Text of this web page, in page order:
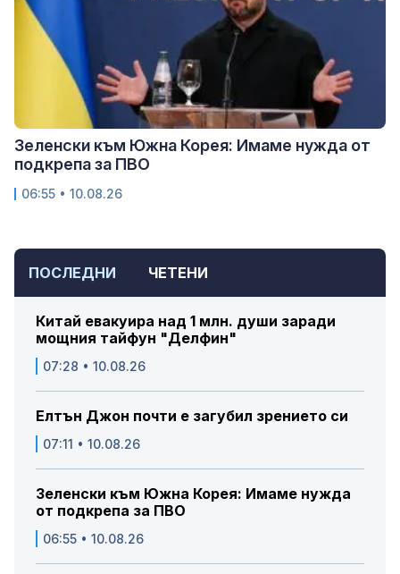
ПОСЛЕДНИ ЧЕТЕНИ
Китай евакуира над 1 млн. души заради
мощния тайфун "Делфин"
07:28 • 10.08.26
Елтън Джон почти е загубил зрението си
07:11 • 10.08.26
Зеленски към Южна Корея: Имаме нужда
от подкрепа за ПВО
06:55 • 10.08.26
Зеленски към Южна Корея: Имаме нужда от
подкрепа за ПВО
06:55 • 10.08.26